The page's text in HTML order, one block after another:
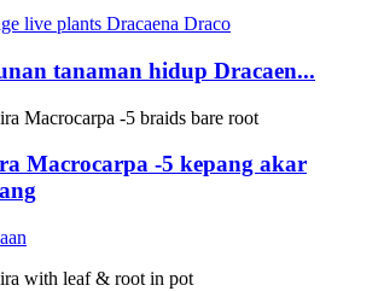
tanaman hidup Dracaen...
Macrocarpa -5 kepang akar